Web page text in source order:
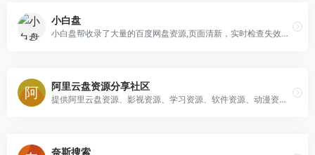
小白盘
小白盘帮收录了大量的百度网盘资源,页面清新，实时检查失效资源.帮您省心快速找到想要的电影,电视剧,小说,文档,音乐,软件,种子等热门网盘资源
阿里云盘资源分享社区
提供阿里云盘资源、影视资源、学习资源、软件资源、动漫资源等分享。
奈斯搜索